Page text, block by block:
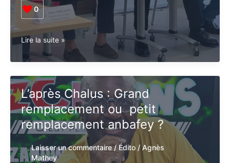
0
Guadeloupe•
Économie.
La
BTP
Guadeloupe
sous
haute
pression
Lire la suite »
L’après Chalus : Grand
remplacement ou petit
remplacement anbafey ?
Laisser un commentaire / Édito/Agnès
Mathey